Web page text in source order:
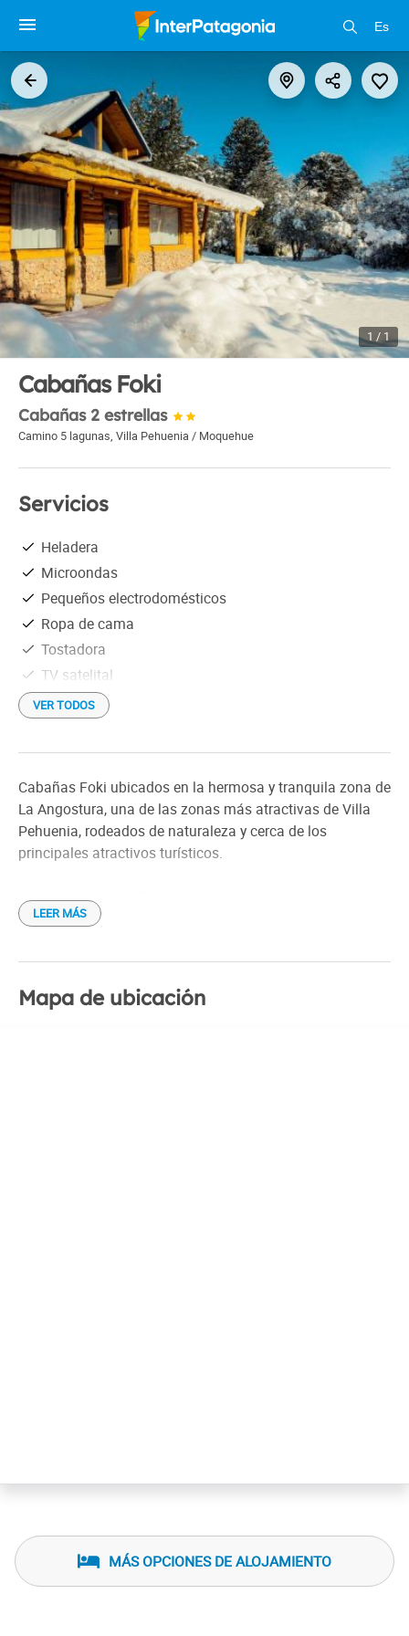
Es
1 / 1
Cabañas Foki
Cabañas 2 estrellas
Camino 5 lagunas, Villa Pehuenia / Moquehue
Servicios
Heladera
Microondas
Pequeños electrodomésticos
Ropa de cama
Tostadora
TV satelital
Vajilla
Check in: 14:30 h
Check out: 10:00 h
VER TODOS
Cabañas Foki ubicados en la hermosa y tranquila zona de
La Angostura, una de las zonas más atractivas de Villa
Pehuenia, rodeados de naturaleza y cerca de los
principales atractivos turísticos.
Cuenta con 3 cabañas ideal para familias, con capacidad
de 2 a 5 pax, equipadas con todo lo necesario para una
NO acepta mascotas.
LEER MÁS
Mapa de ubicación
MÁS OPCIONES DE ALOJAMIENTO